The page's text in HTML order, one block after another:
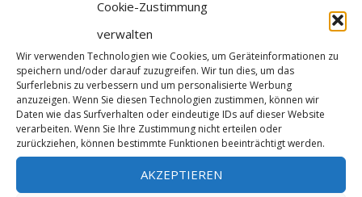
Cookie-Zustimmung
verwalten
Wir verwenden Technologien wie Cookies, um Geräteinformationen zu
speichern und/oder darauf zuzugreifen. Wir tun dies, um das
Surferlebnis zu verbessern und um personalisierte Werbung
anzuzeigen. Wenn Sie diesen Technologien zustimmen, können wir
Daten wie das Surfverhalten oder eindeutige IDs auf dieser Website
verarbeiten. Wenn Sie Ihre Zustimmung nicht erteilen oder
zurückziehen, können bestimmte Funktionen beeinträchtigt werden.
AKZEPTIEREN